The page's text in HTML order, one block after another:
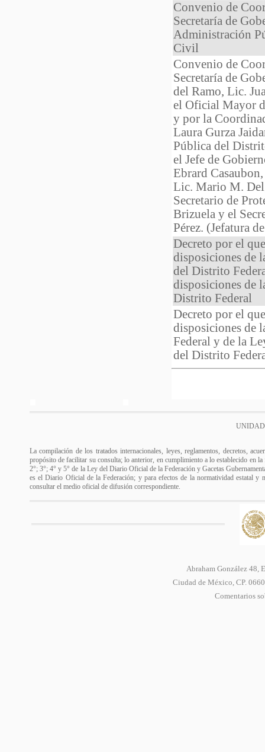
Convenio de
Secretaría de
Administración
Civil
Convenio de
Secretaría de
del Ramo, Lic.
el Oficial Mayor
y por la
Laura Gurza
Pública del
el Jefe de
Ebrard
Lic. Mario M.
Secretario de
Brizuela y el
Pérez. (Jefatura
Decreto por el
disposiciones de
del Distrito
disposiciones de
Distrito Federal
Decreto por el
disposiciones de
Federal y de la
del Distrito
UNIDAD
La compilación de los tratados internacionales, leyes, reglamentos, decretos,
propósito de facilitar su consulta; lo anterior, en cumplimiento a lo establecido en
2°; 3°; 4° y 5° de la Ley del Diario Oficial de la Federación y Gacetas
es el Diario Oficial de la Federación; y para efectos de la normatividad estatal
consultar el medio oficial de difusión correspondiente.
Abraham González 48,
Ciudad de México, CP.
Comentarios